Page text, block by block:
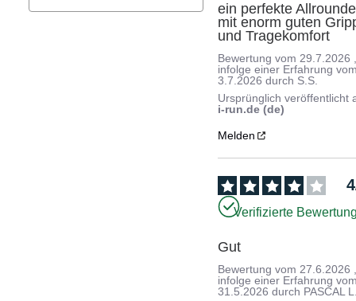
ein perfekte
mit enorm guten
und Tragekomfort
Bewertung vom29.7.2026
infolge einer Erfahrung
3.7.2026 durch S.S.
Ursprünglich veröffentlicht
i-run.de (de)
Melden
4
Verifizierte
Gut
Bewertung vom 27.6.2026
infolge einer Erfahrung
31.5.2026 durch PASCAL